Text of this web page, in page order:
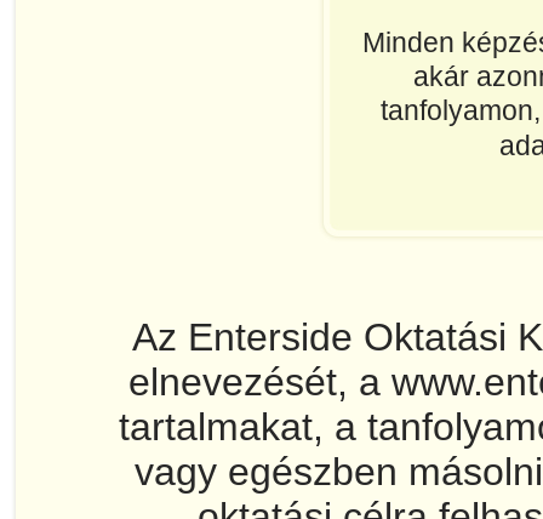
Minden
akár
Az Enterside Oktatási
elnevezését, a
tartalmakat, a
vagy egészben